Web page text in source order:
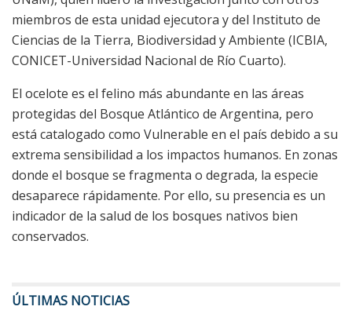
miembros de esta unidad ejecutora y del Instituto de
Ciencias de la Tierra, Biodiversidad y Ambiente (ICBIA,
CONICET-Universidad Nacional de Río Cuarto).
El ocelote es el felino más abundante en las áreas
protegidas del Bosque Atlántico de Argentina, pero
está catalogado como Vulnerable en el país debido a su
extrema sensibilidad a los impactos humanos. En zonas
donde el bosque se fragmenta o degrada, la especie
desaparece rápidamente. Por ello, su presencia es un
indicador de la salud de los bosques nativos bien
conservados.
ÚLTIMAS NOTICIAS